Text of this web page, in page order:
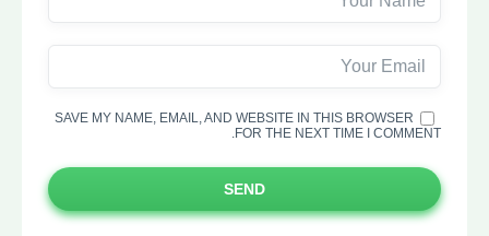
SAVE MY NAME, EMAIL, AND WEBSITE IN THIS BROWSER
FOR THE NEXT TIME I COMMENT.
SEND